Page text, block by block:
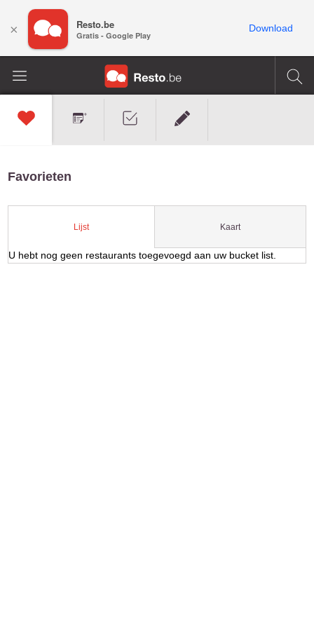
Favorieten
Lijst Kaart
U hebt nog geen restaurants toegevoegd aan uw bucket list.
× Resto.be
Gratis - Google Play
Download